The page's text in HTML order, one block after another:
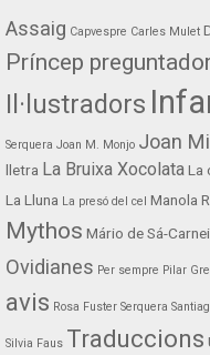
Assaig Capvespre Carles Mulet
Príncep
Il·lustradors
Serquera Joan M. Monjo Joan
lletra La Bruixa XocolataLa
La Lluna La presó del cel Manola
Mythos Mário de Sá-
Ovidianes Per sempre Pilar
avis Rosa Fuster Serquera
Silvia Faus Traduccions